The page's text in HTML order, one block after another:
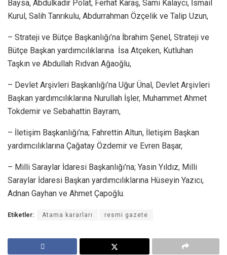
Baysa, Abdulkadir Polat, Ferhat Karaş, Sami Kalaycı, İsmail
Kurul, Salih Tanrıkulu, Abdurrahman Özçelik ve Talip Uzun,
– Strateji ve Bütçe Başkanlığı’na İbrahim Şenel, Strateji ve
Bütçe Başkan yardımcılıklarına İsa Atçeken, Kutluhan
Taşkın ve Abdullah Rıdvan Ağaoğlu,
– Devlet Arşivleri Başkanlığı’na Uğur Ünal, Devlet Arşivleri
Başkan yardımcılıklarına Nurullah İşler, Muhammet Ahmet
Tokdemir ve Sebahattin Bayram,
– İletişim Başkanlığı’na; Fahrettin Altun, İletişim Başkan
yardımcılıklarına Çağatay Özdemir ve Evren Başar,
– Milli Saraylar İdaresi Başkanlığı’na; Yasin Yıldız, Milli
Saraylar İdaresi Başkan yardımcılıklarına Hüseyin Yazıcı,
Adnan Gayhan ve Ahmet Çapoğlu.
Etiketler: Atama kararları resmi gazete